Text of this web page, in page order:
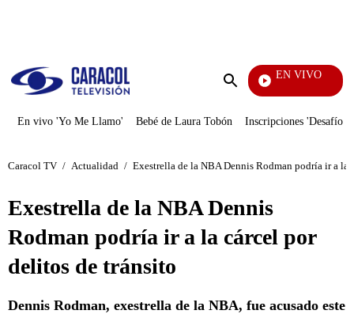
Enviar
EN VIVO
Rafael Orozco
En vivo 'Yo Me Llamo' Bebé de Laura Tobón Inscripciones 'Desafío'
Caracol TV / Actualidad / Exestrella de la NBA Dennis Rodman podría ir a la
Exestrella de la NBA Dennis
Rodman podría ir a la cárcel por
delitos de tránsito
Dennis Rodman, exestrella de la NBA, fue acusado este